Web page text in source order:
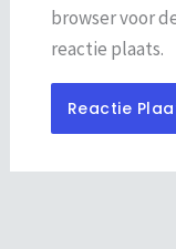
browser voor
reactie plaats.